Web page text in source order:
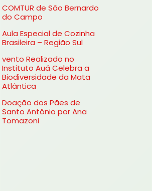
r
o
:
COMTUR de São Bernardo
do Campo
Aula Especial de Cozinha
Brasileira – Região Sul
vento Realizado no
Instituto Auá Celebra a
Biodiversidade da Mata
Atlântica
Doação dos Pães de
Santo Antônio por Ana
Tomazoni